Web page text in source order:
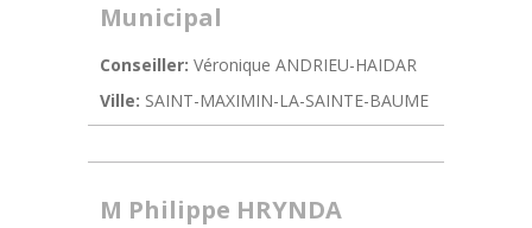
Municipal
Conseiller: Véronique ANDRIEU-HAIDAR
Ville: SAINT-MAXIMIN-LA-SAINTE-BAUME
M Philippe HRYNDA